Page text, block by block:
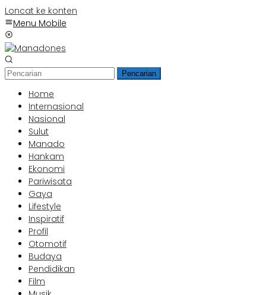
Loncat ke konten
Menu Mobile
Pencarian
Home
Internasional
Nasional
Sulut
Manado
Hankam
Ekonomi
Pariwisata
Gaya
Lifestyle
Inspiratif
Profil
Otomotif
Budaya
Pendidikan
Film